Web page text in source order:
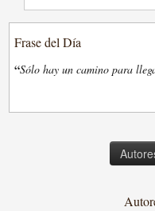
Frase del Día
“Sólo hay un camino para